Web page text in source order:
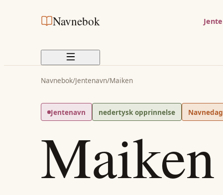
Navnebok
Navnebok/Jentenavn/Maiken
Jentenavn nedertysk opprinnelse
Maiken